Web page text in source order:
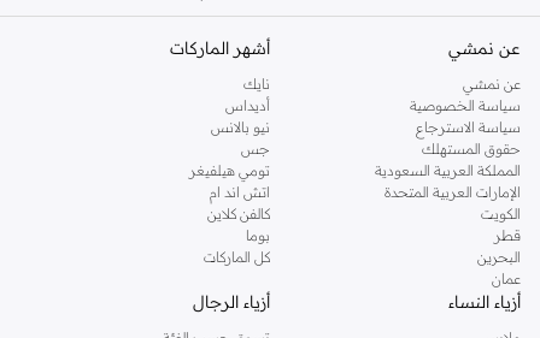
عن نمشي
عن نمشي
سياسة الخصوصية
سياسة الاسترجاع
حقوق المستهلك
المملكة العربية السعودية
الإمارات العربية المتحدة
الكويت
قطر
البحرين
عمان
أشهر الماركات
نايك
أديداس
نيو بالانس
جس
تومي هيلفيغر
اتش اند ام
كالفن كلاين
بوما
كل الماركات
أزياء النساء أزياء الرجال